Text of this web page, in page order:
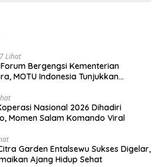
Lihat
Bergengsi Kementerian
MOTU Indonesia Tunjukkan
Nasional 2026 Dihadiri
Momen Salam Komando Viral
Garden Entalsewu Sukses Digelar,
Ajang Hidup Sehat